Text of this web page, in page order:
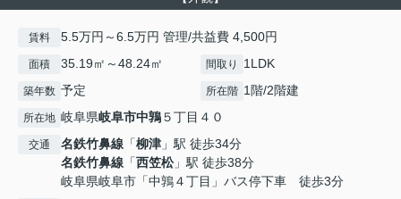
賃料 5.5万円～6.5万円 管理/共益費 4,500円
面積 35.19㎡～48.24㎡ 間取り 1LDK
築年数 予定 所在階 1階/2階建
所在地 岐阜県岐阜市中鶉５丁目４０
交通 名鉄竹鼻線 「柳津 」駅 徒歩34分
名鉄竹鼻線 「西笠松」駅 徒歩38分
岐阜県岐阜市「中鶉４丁目」バス停下車 徒歩3分